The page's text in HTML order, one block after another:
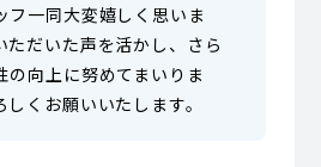
フ一同大変嬉しく思いま
ただいた声を活かし、さら
の向上に努めてまいりま
くお願いいたします。